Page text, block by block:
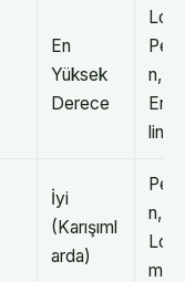
En
Yüksek
Derece
n,
lin
İyi
(Karışıml
arda)
n,
m B